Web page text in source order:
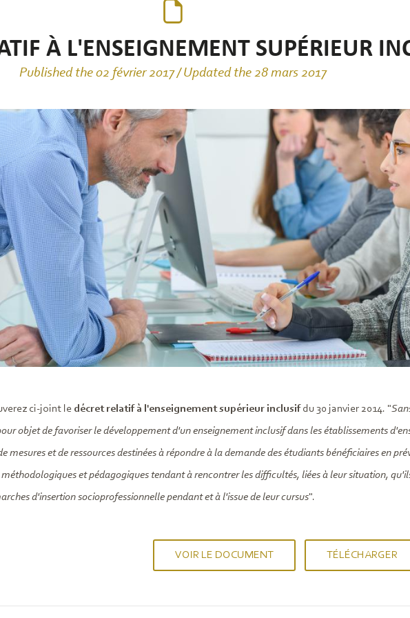
À L'ENSEIGNEMENT SUPÉRIEUR
Published the 02 février 2017 / Updated the 28 mars 2017
ci-joint le décret relatif à l'enseignement supérieur inclusifdu 30 janvier 2014. "
objet de favoriser le développement d'un enseignement inclusif dans les établissements
mesures et de ressources destinées à répondre à la demande des étudiants bénéficiaires en
et pédagogiques tendant à rencontrer les difficultés, liées à leur situation,
d'insertion socioprofessionnelle pendant et à l'issue de leur cursus".
VOIR LE DOCUMENT TÉLÉCHARGER